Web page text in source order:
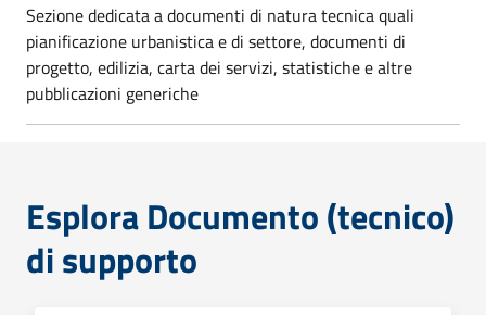
Sezione dedicata a documenti di natura tecnica quali
pianificazione urbanistica e di settore, documenti di
progetto, edilizia, carta dei servizi, statistiche e altre
pubblicazioni generiche
Esplora Documento (tecnico)
di supporto